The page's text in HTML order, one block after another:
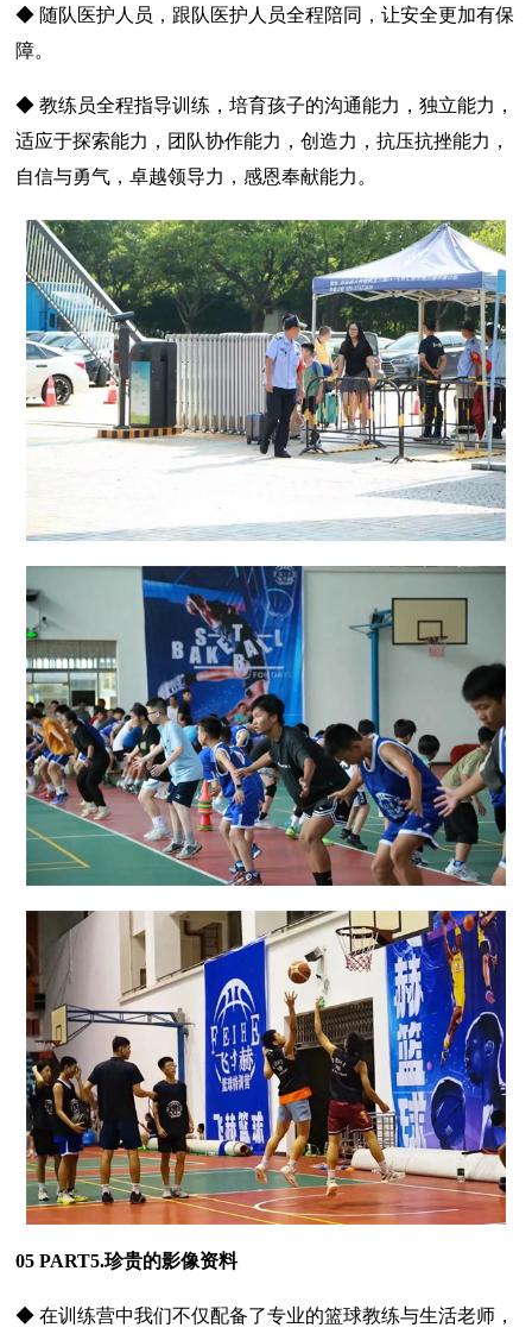
◆ 随队医护人员，跟队医护人员全程陪同，让安全更加有保
障。
◆ 教练员全程指导训练，培育孩子的沟通能力，独立能力，
适应于探索能力，团队协作能力，创造力，抗压抗挫能力，
自信与勇气，卓越领导力，感恩奉献能力。
05 PART5.珍贵的影像资料
◆ 在训练营中我们不仅配备了专业的篮球教练与生活老师，